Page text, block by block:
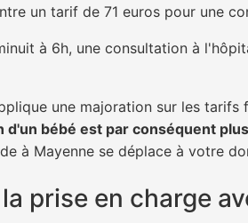
un tarif de 71 euros pour une
à 6h, une consultation à
une majoration sur les
d'un bébé est par conséquent
à Mayenne se déplace à votre
prise en charge